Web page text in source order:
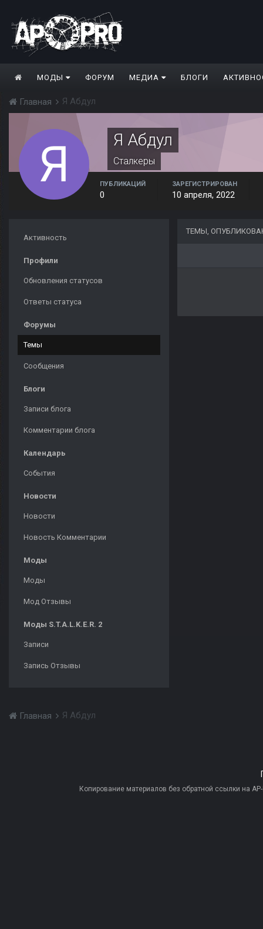
МОДЫ ФОРУМ МЕДИА БЛОГИ
Главная Я Абдул
Я Абдул
Сталкеры
ПУБЛИКАЦИЙ
0
ЗАРЕГИСТРИРОВАН
10 апреля, 2022
Активность
Профили
Обновления статусов
Ответы статуса
Форумы
Темы
Сообщения
Блоги
Записи блога
Комментарии блога
Календарь
События
Новости
Новости
Новость Комментарии
Моды
Моды
Мод Отзывы
Моды S.T.A.L.K.E.R. 2
Записи
Запись Отзывы
ТЕМЫ,
Главная Я Абдул
Копирование материалов без обратной ссылки на